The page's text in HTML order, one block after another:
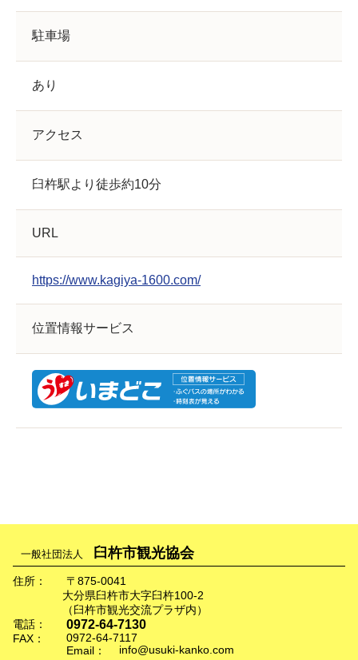
駐車場
あり
アクセス
臼杵駅より徒歩約10分
URL
https://www.kagiya-1600.com/
位置情報サービス
一般社団法人 臼杵市観光協会
住所：
〒875-0041
大分県臼杵市大字臼杵100-2
（臼杵市観光交流プラザ内）
電話：
0972-64-7130
FAX：
0972-64-7117
Email：
info@usuki-kanko.com